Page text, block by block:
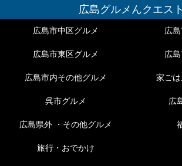
広島グルメんクエスト
広島市中区グルメ 広
広島市東区グルメ 広
広島市内その他グルメ 家ご
呉市グルメ 広
広島県外 ・その他グルメ
旅行・おでかけ